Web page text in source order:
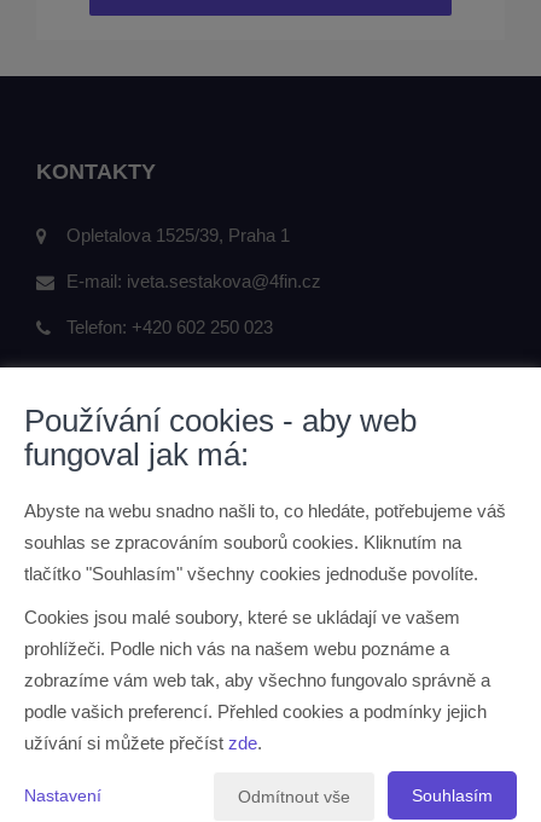
KONTAKTY
Opletalova 1525/39, Praha 1
E-mail: iveta.sestakova@4fin.cz
Telefon: +420 602 250 023
ODKAZY
O mně
JAK PRACUJI
O mně
Používání cookies - aby web
fungoval jak má:
Abyste na webu snadno našli to, co hledáte, potřebujeme váš
souhlas se zpracováním souborů cookies. Kliknutím na
tlačítko "Souhlasím" všechny cookies jednoduše povolíte.
Cookies jsou malé soubory, které se ukládají ve vašem
prohlížeči. Podle nich vás na našem webu poznáme a
zobrazíme vám web tak, aby všechno fungovalo správně a
podle vašich preferencí. Přehled cookies a podmínky jejich
užívání si můžete přečíst zde.
Nastavení Souhlasím
Odmítnout vše